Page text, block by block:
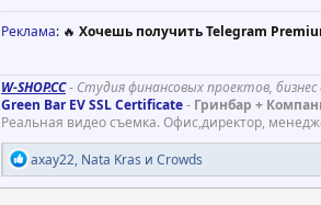
Реклама: 🔥 Хочешь получить Telegram
W-SHOP.CC- Студия финансовых проектов,
Green Bar EV SSL Certificate- Гринбар +
Реальная видео съемка. Офис,директор,
Р
е
а
axay22, Nata Kras и Crowds